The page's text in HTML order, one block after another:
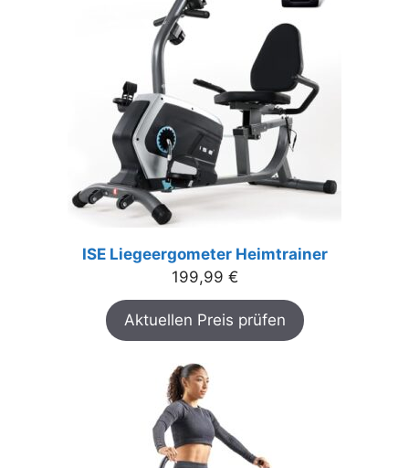
ISE Liegeergometer Heimtrainer
199,99 €
Aktuellen Preis prüfen